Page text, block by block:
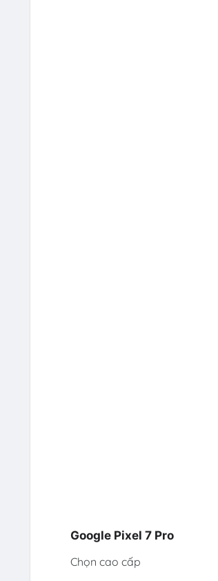
Google Pixel 7 Pro
Chọn cao cấp